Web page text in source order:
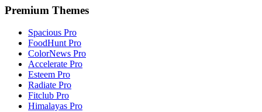
Premium Themes
Spacious Pro
FoodHunt Pro
ColorNews Pro
Accelerate Pro
Esteem Pro
Radiate Pro
Fitclub Pro
Himalayas Pro